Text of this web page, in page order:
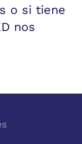
o si tiene
nos